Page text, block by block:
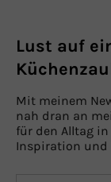
Lust auf
Mit meinem
nah dran an
für den Alltag
Inspiration und